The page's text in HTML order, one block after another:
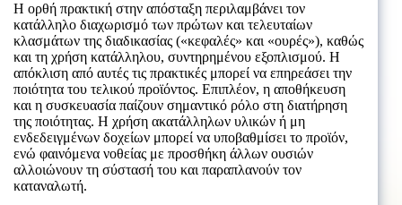
Η ορθή πρακτική στην απόσταξη περιλαμβάνει τον
κατάλληλο διαχωρισμό των πρώτων και τελευταίων
κλασμάτων της διαδικασίας («κεφαλές» και «ουρές»), καθώς
και τη χρήση κατάλληλου, συντηρημένου εξοπλισμού. Η
απόκλιση από αυτές τις πρακτικές μπορεί να επηρεάσει την
ποιότητα του τελικού προϊόντος. Επιπλέον, η αποθήκευση
και η συσκευασία παίζουν σημαντικό ρόλο στη διατήρηση
της ποιότητας. Η χρήση ακατάλληλων υλικών ή μη
ενδεδειγμένων δοχείων μπορεί να υποβαθμίσει το προϊόν,
ενώ φαινόμενα νοθείας με προσθήκη άλλων ουσιών
αλλοιώνουν τη σύστασή του και παραπλανούν τον
καταναλωτή.